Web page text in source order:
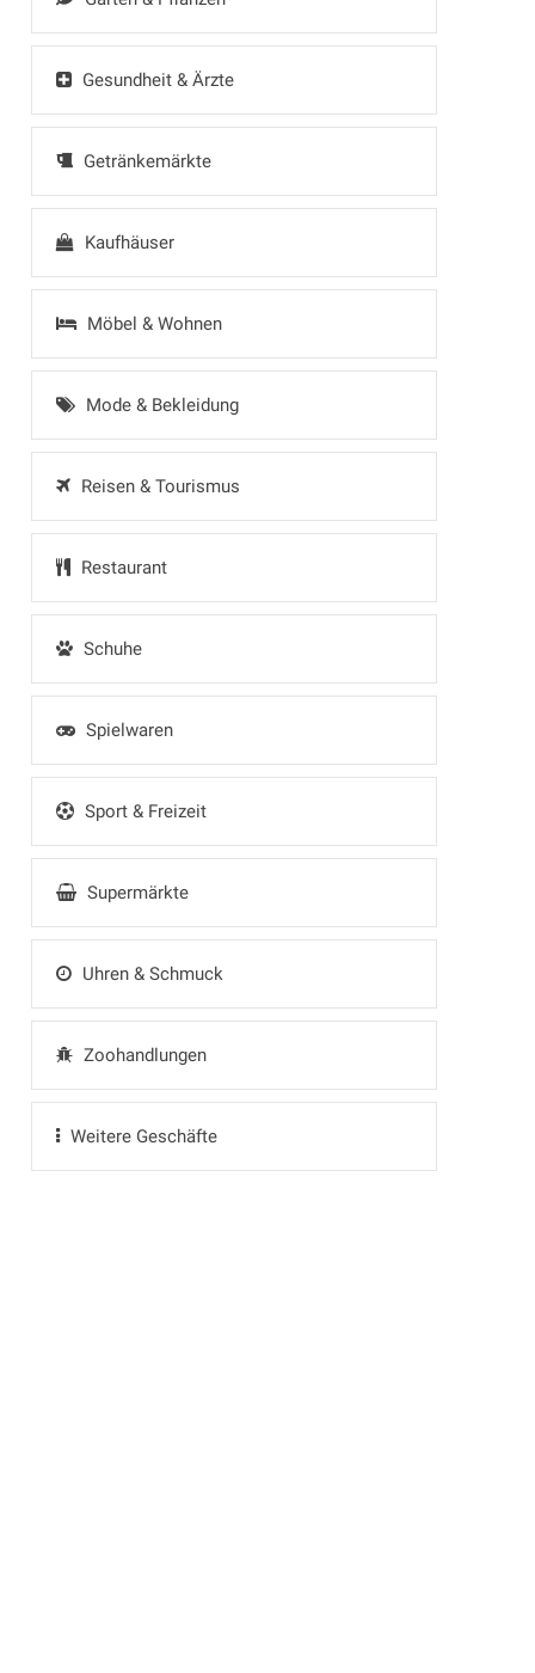
Gesundheit & Ärzte
Getränkemärkte
Kaufhäuser
Möbel & Wohnen
Mode & Bekleidung
Reisen & Tourismus
Restaurant
Schuhe
Spielwaren
Sport & Freizeit
Supermärkte
Uhren & Schmuck
Zoohandlungen
Weitere Geschäfte